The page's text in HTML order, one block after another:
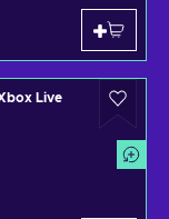
Live